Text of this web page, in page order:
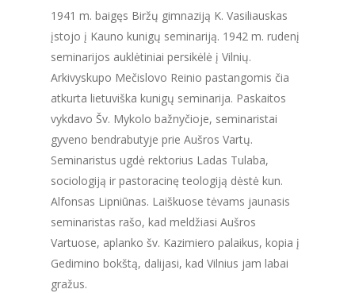
1941 m. baigęs Biržų gimnaziją K. Vasiliauskas
įstojo į Kauno kunigų seminariją. 1942 m. rudenį
seminarijos auklėtiniai persikėlė į Vilnių.
Arkivyskupo Mečislovo Reinio pastangomis čia
atkurta lietuviška kunigų seminarija. Paskaitos
vykdavo Šv. Mykolo bažnyčioje, seminaristai
gyveno bendrabutyje prie Aušros Vartų.
Seminaristus ugdė rektorius Ladas Tulaba,
sociologiją ir pastoracinę teologiją dėstė kun.
Alfonsas Lipniūnas. Laiškuose tėvams jaunasis
seminaristas rašo, kad meldžiasi Aušros
Vartuose, aplanko šv. Kazimiero palaikus, kopia į
Gedimino bokštą, dalijasi, kad Vilnius jam labai
gražus.